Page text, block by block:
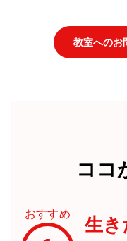
教室へのお
ココ
おすすめ
生き